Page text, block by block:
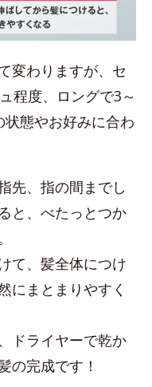
変わりますが、セ
程度、ロングで3～
態やお好みに合わ
先、指の間までし
と、べたっとつか
て、髪全体につけ
にまとまりやすく
ドライヤーで乾か
の完成です！